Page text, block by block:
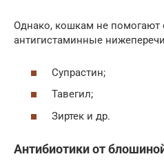
Однако, кошкам не помогают
антигистаминные
Супрастин;
Тавегил;
Зиртек и др.
Антибиотики от